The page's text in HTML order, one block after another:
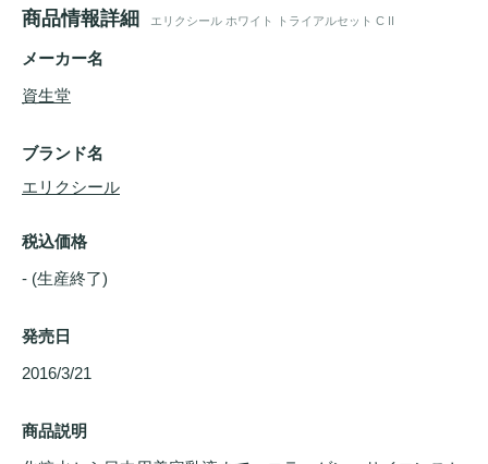
商品情報詳細 エリクシール ホワイト トライアルセット C II
メーカー名
資生堂
ブランド名
エリクシール
税込価格
- (生産終了)
発売日
2016/3/21
商品説明